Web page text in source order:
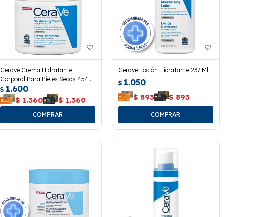
Cerave Crema Hidratante
Corporal Para Pieles Secas 454
Grs.
$ 1.600
$ 1.360 $ 1.360
Cerave Loción Hidratante 237 Ml.
$ 1.050
$ 893 $ 893